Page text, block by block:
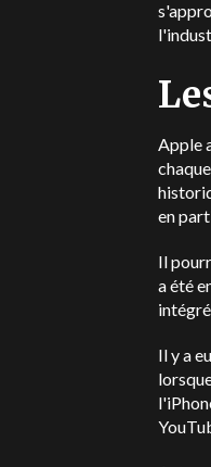
Apple
en
Il
a été
Il y a